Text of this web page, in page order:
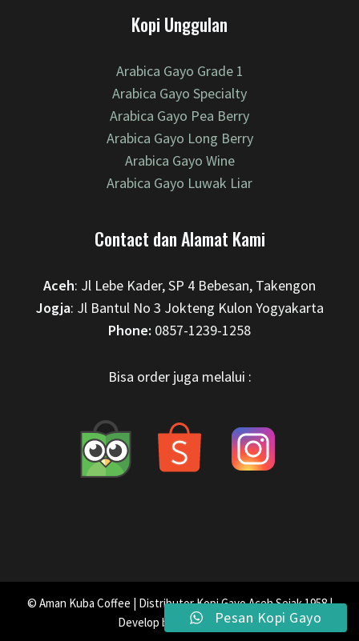
Kopi Unggulan
Arabica Gayo Grade 1
Arabica Gayo Specialty
Arabica Gayo Pea Berry
Arabica Gayo Long Berry
Arabica Gayo Wine
Arabica Gayo Luwak Liar
Contact dan Alamat Kami
Aceh: Jl Lebe Kader, SP 4 Bebesan, Takengon
Jogja: Jl Bantul No 3 Jokteng Kulon Yogyakarta
Phone: 0857-1239-1258
Bisa order juga melalui :
© Aman Kuba Coffee | Distributor Kopi Gayo Aceh Sejak 1958 |
Develop by
Zeka DigitalPesan Kopi Gayo